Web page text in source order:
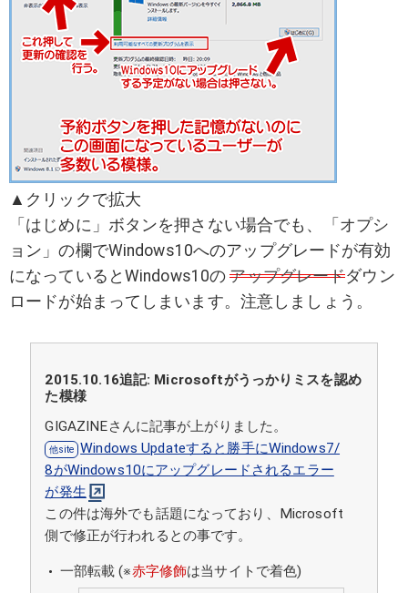
▲クリックで拡大
「はじめに」ボタンを押さない場合でも、「オプシ
ョン」の欄でWindows10へのアップグレードが有効
になっているとWindows10のアップグレードダウン
ロードが始まってしまいます。注意しましょう。
2015.10.16追記: Microsoftがうっかりミスを認め
た模様
GIGAZINEさんに記事が上がりました。
Windows Updateすると勝手にWindows7/
8がWindows10にアップグレードされるエラー
が発生
この件は海外でも話題になっており、Microsoft
側で修正が行われるとの事です。
一部転載 (※赤字修飾は当サイトで着色)